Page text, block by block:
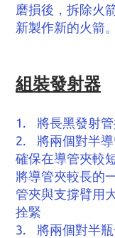
磨損後，拆除火
新製作新的火箭。
組裝發射器
1. 將長黑發射管
2. 將兩個對半導
確保在導管夾較
將導管夾較長的
管夾與支撐臂用
拴緊
3. 將兩個對半瓶